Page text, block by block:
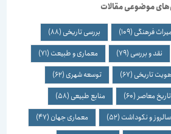
موضوعی مقالات
فرهنگی(109) بررسی تاریخی(88)
نقد و بررسی(79) معماری و طبیعت(71)
تاریخی(67) توسعه شهری(62)
معاصر(60) منابع طبیعی(58)
و نکوداشت(52) معماری جهان(47)